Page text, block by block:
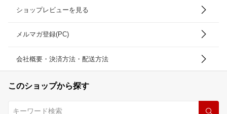
ショップレビューを見る
メルマガ登録(PC)
会社概要・決済方法・配送方法
このショップから探す